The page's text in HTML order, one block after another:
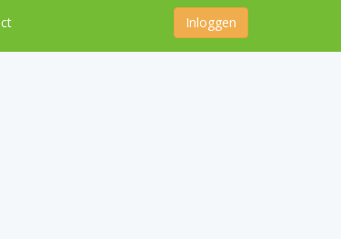
Inloggen